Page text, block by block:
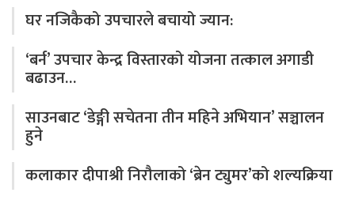
घर नजिकैको उपचारले बचायो ज्यान:
‘बर्न’ उपचार केन्द्र विस्तारको योजना तत्काल अगाडी
बढाउन…
साउनबाट ‘डेङ्गी सचेतना तीन महिने अभियान’ सञ्चालन
हुने
कलाकार दीपाश्री निरौलाको ‘ब्रेन ट्युमर’को शल्यक्रिया